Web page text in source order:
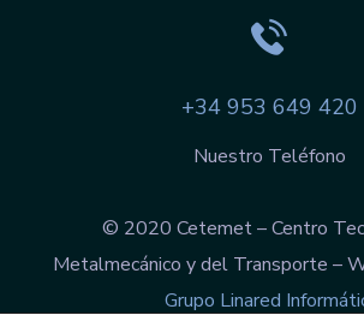
+34 953 649 420
Nuestro Teléfono
© 2020 Cetemet – Centro
Metalmecánico y del Transporte –
Grupo Linared